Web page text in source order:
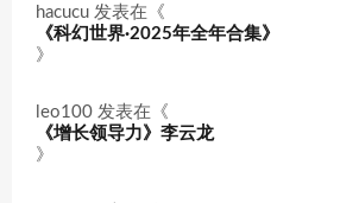
hacucu 发表在《
《科幻世界·2025年全年合集》
》
leo100 发表在《
《增长领导力》李云龙
》